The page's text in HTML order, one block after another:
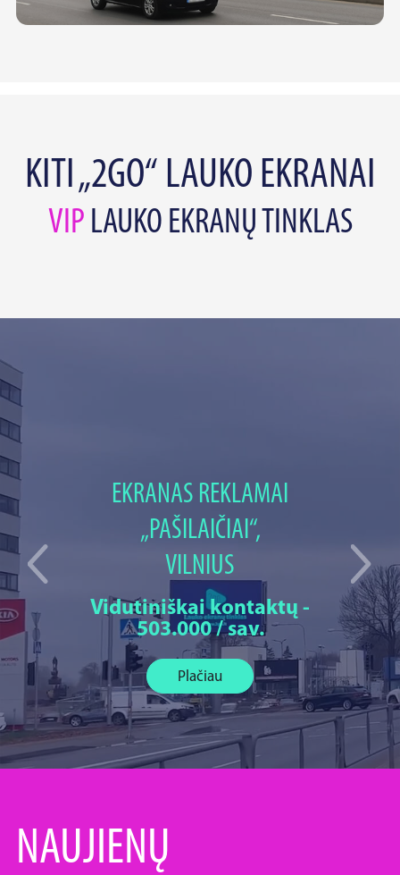
KITI „2GO“ LAUKO EKRANAI
VIP LAUKO EKRANŲ TINKLAS
EKRANAS REKLAMAI
„PAŠILAIČIAI“,
VILNIUS
Vidutiniškai kontaktų -
503.000 / sav.
Plačiau
NAUJIENŲ